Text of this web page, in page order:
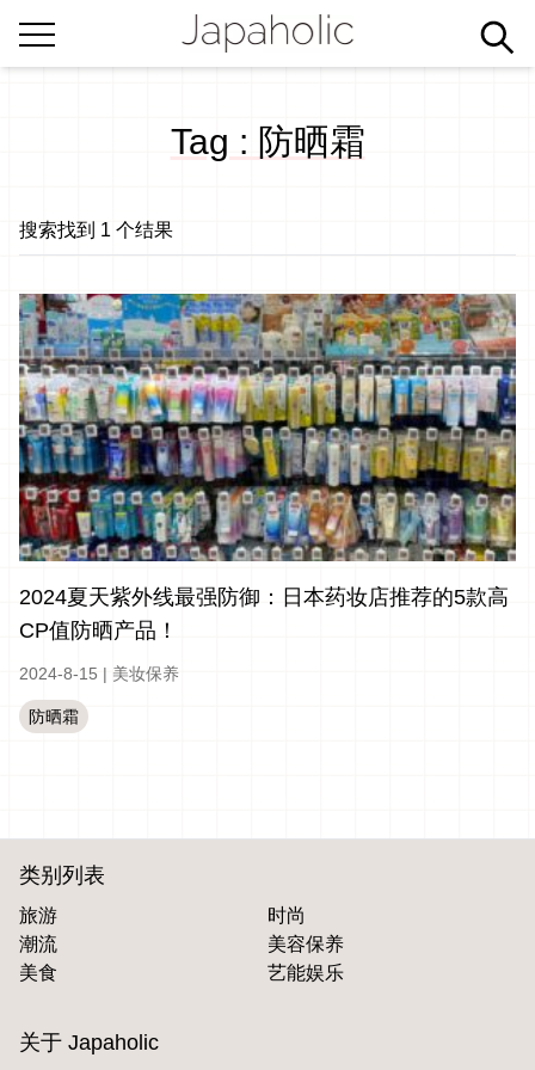
Tag : 防晒霜
搜索找到 1 个结果
2024夏天紫外线最强防御：日本药妆店推荐的5款高
CP值防晒产品！
2024-8-15 | 美妆保养
防晒霜
类别列表
旅游
时尚
潮流
美容保养
美食
艺能娱乐
关于 Japaholic